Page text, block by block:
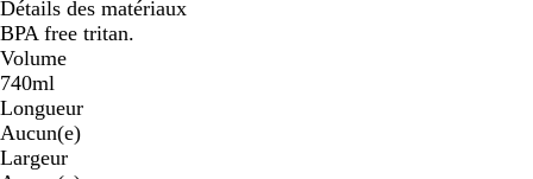
Détails des matériaux
BPA free tritan.
Volume
740ml
Longueur
Aucun(e)
Largeur